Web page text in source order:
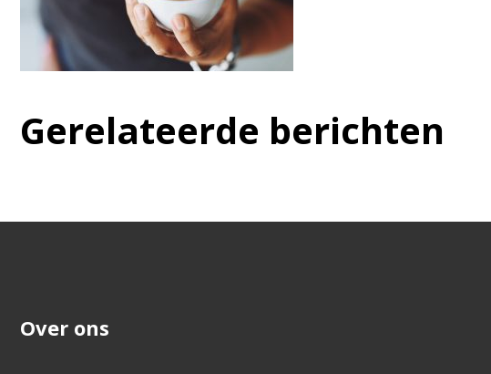
Gerelateerde berichten
Over ons